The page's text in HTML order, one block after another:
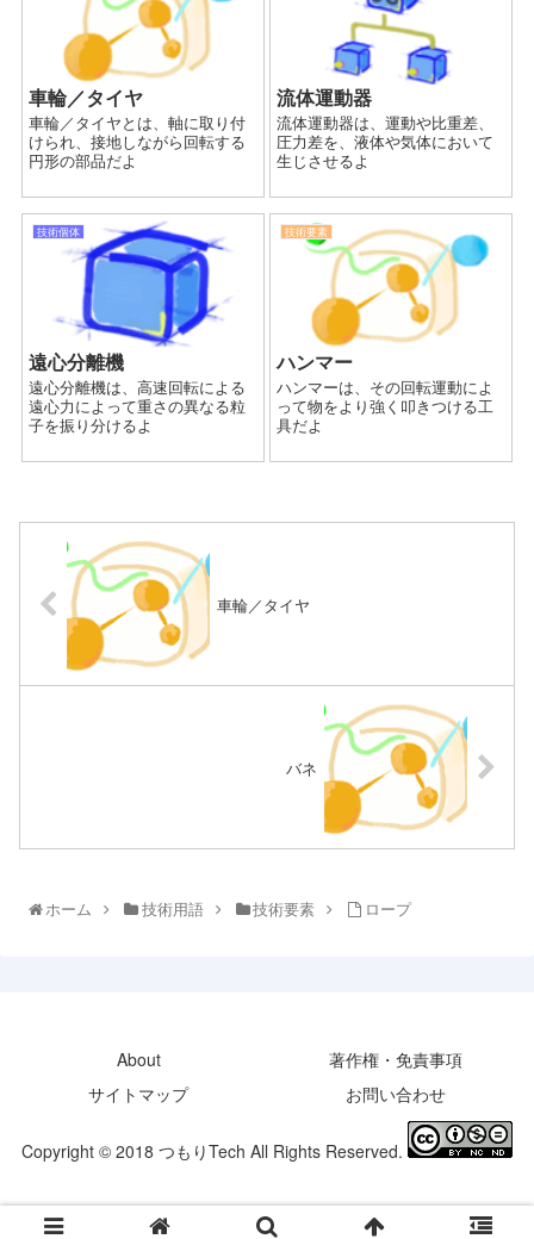
車輪／タイヤ
車輪／タイヤとは、軸に取り付
けられ、接地しながら回転する
円形の部品だよ
流体運動器
流体運動器は、運動や比重差、
圧力差を、液体や気体において
生じさせるよ
技術個体
遠心分離機
遠心分離機は、高速回転による
遠心力によって重さの異なる粒
子を振り分けるよ
技術要素
ハンマー
ハンマーは、その回転運動によ
って物をより強く叩きつける工
具だよ
車輪／タイヤ
バネ
ホーム 技術用語 技術要素 ロープ
About
著作権・免責事項
サイトマップ
お問い合わせ
Copyright © 2018 つもりTech All Rights Reserved.